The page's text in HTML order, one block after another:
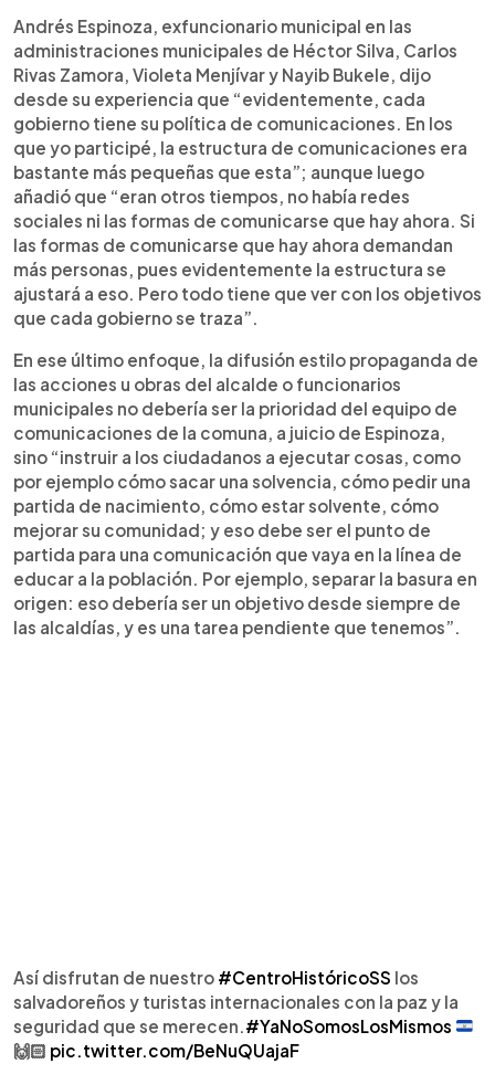
Andrés Espinoza, exfuncionario municipal en las
administraciones municipales de Héctor Silva, Carlos
Rivas Zamora, Violeta Menjívar y Nayib Bukele, dijo
desde su experiencia que “evidentemente, cada
gobierno tiene su política de comunicaciones. En los
que yo participé, la estructura de comunicaciones era
bastante más pequeñas que esta”; aunque luego
añadió que “eran otros tiempos, no había redes
sociales ni las formas de comunicarse que hay ahora. Si
las formas de comunicarse que hay ahora demandan
más personas, pues evidentemente la estructura se
ajustará a eso. Pero todo tiene que ver con los objetivos
que cada gobierno se traza”.
En ese último enfoque, la difusión estilo propaganda de
las acciones u obras del alcalde o funcionarios
municipales no debería ser la prioridad del equipo de
comunicaciones de la comuna, a juicio de Espinoza,
sino “instruir a los ciudadanos a ejecutar cosas, como
por ejemplo cómo sacar una solvencia, cómo pedir una
partida de nacimiento, cómo estar solvente, cómo
mejorar su comunidad; y eso debe ser el punto de
partida para una comunicación que vaya en la línea de
educar a la población. Por ejemplo, separar la basura en
origen: eso debería ser un objetivo desde siempre de
las alcaldías, y es una tarea pendiente que tenemos”.
Así disfrutan de nuestro #CentroHistóricoSS los
salvadoreños y turistas internacionales con la paz y la
seguridad que se merecen. #YaNoSomosLosMismos
🙌🏻 pic.twitter.com/BeNuQUajaF